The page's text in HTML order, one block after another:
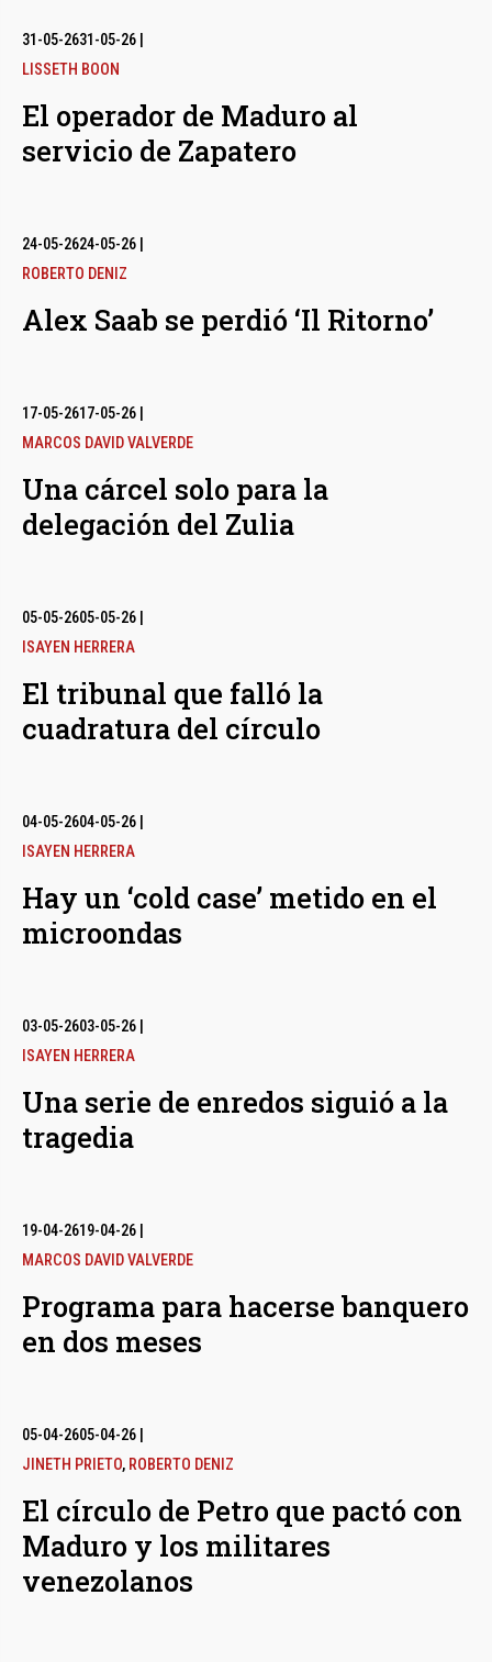
31-05-2631-05-26
LISSETH BOON
El operador de Maduro al
servicio de Zapatero
24-05-2624-05-26
ROBERTO DENIZ
Alex Saab se perdió ‘Il Ritorno’
17-05-2617-05-26
MARCOS DAVID VALVERDE
Una cárcel solo para la
delegación del Zulia
05-05-2605-05-26
ISAYEN HERRERA
El tribunal que falló la
cuadratura del círculo
04-05-2604-05-26
ISAYEN HERRERA
Hay un ‘cold case’ metido en el
microondas
03-05-2603-05-26
ISAYEN HERRERA
Una serie de enredos siguió a la
tragedia
19-04-2619-04-26
MARCOS DAVID VALVERDE
Programa para hacerse banquero
en dos meses
05-04-2605-04-26
JINETH PRIETO, ROBERTO DENIZ
El círculo de Petro que pactó con
Maduro y los militares
venezolanos